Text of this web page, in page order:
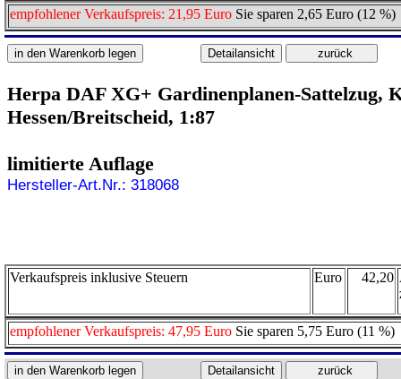
empfohlener Verkaufspreis: 21,95 Euro Sie sparen 2,65 Euro (12 %)
Herpa DAF XG+ Gardinenplanen-Sattelzug,
Hessen/Breitscheid, 1:87
limitierte Auflage
Hersteller-Art.Nr.: 318068
Verkaufspreis inklusive Steuern Euro 42,20
empfohlener Verkaufspreis: 47,95 Euro Sie sparen 5,75 Euro (11 %)